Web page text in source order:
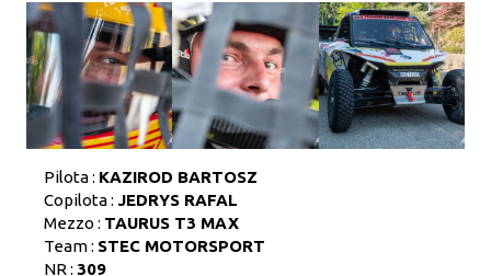
Pilota : KAZIROD BARTOSZ
Copilota : JEDRYS RAFAL
Mezzo : TAURUS T3 MAX
Team : STEC MOTORSPORT
NR : 309